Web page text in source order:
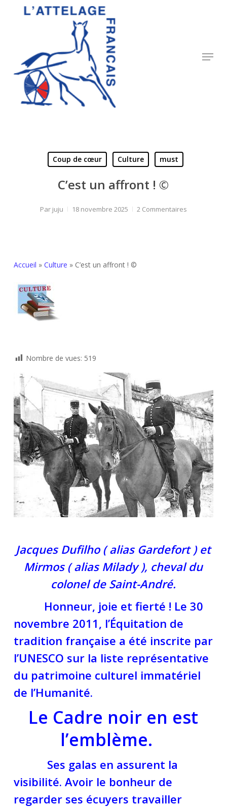
Menu
Coup de cœur Culture must
C’est un affront ! ©
Par juju 18 novembre 2025 2 Commentaires
Accueil » Culture » C’est un affront ! ©
Nombre de vues: 519
Jacques Dufilho ( alias Gardefort ) et
Mirmos ( alias Milady ), cheval du
colonel de Saint-André.
Honneur, joie et fierté ! Le 30
novembre 2011, l’Équitation de
tradition française a été inscrite par
l’UNESCO sur la liste représentative
du patrimoine culturel immatériel
de l’Humanité.
Le Cadre noir en est
l’emblème.
Ses galas en assurent la
visibilité. Avoir le bonheur de
regarder ses écuyers travailler